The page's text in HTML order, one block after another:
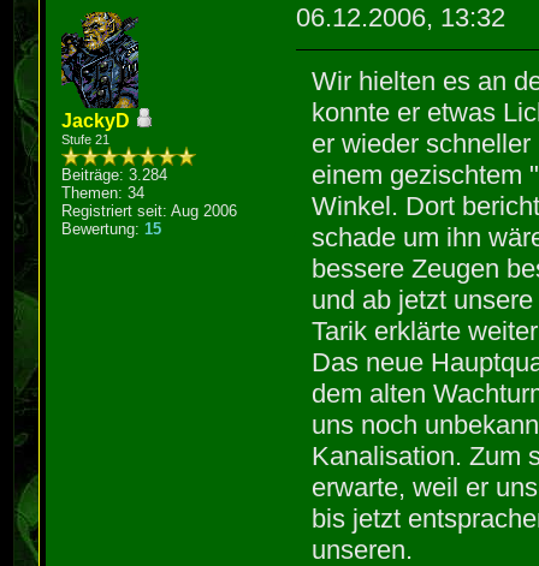
JackyD
Stufe 21
Beiträge: 3.284
Themen: 34
Registriert seit: Aug 2006
Bewertung: 15
06.12.2006, 13:32
Wir hielten es an
konnte er etwas
er wieder
einem gezischtem
Winkel. Dort
schade um ihn
bessere Zeugen
und ab jetzt
Tarik erklärte
Das neue
dem alten
uns noch
Kanalisation. Zum
erwarte, weil er
bis jetzt
unseren.